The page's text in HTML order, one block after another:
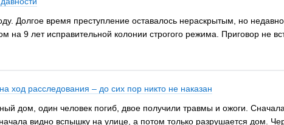
Долгое время преступление оставалось нераскрытым, но
9 лет исправительной колонии строгого режима. Приговор не
ход расследования – до сих пор никто не наказан
дом, один человек погиб, двое получили травмы и ожоги.
видно вспышку на улице, а потом только разрушается дом.